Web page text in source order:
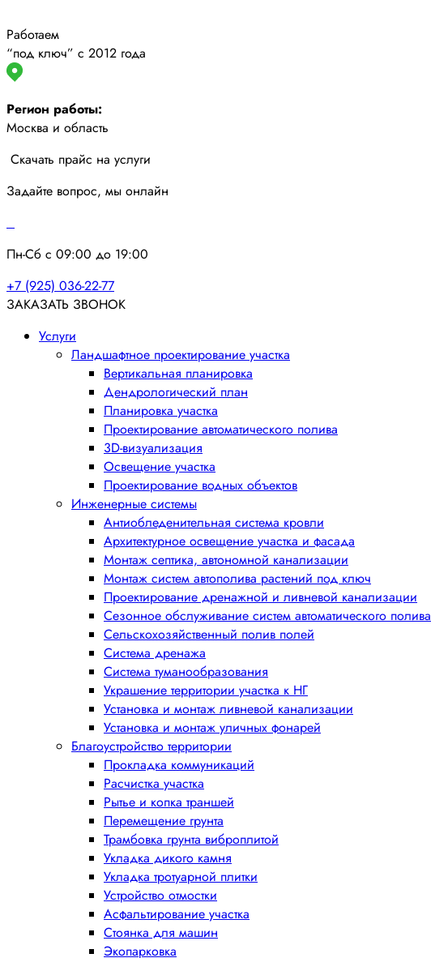
Работаем
“под ключ” с 2012 года
Регион работы:
Москва и область
Скачать прайс на услуги
Задайте вопрос, мы онлайн
Пн-Сб с 09:00 до 19:00
+7 (925) 036-22-77
ЗАКАЗАТЬ ЗВОНОК
Услуги
Ландшафтное проектирование участка
Вертикальная планировка
Дендрологический план
Планировка участка
Проектирование автоматического полива
3D-визуализация
Освещение участка
Проектирование водных объектов
Инженерные системы
Антиобледенительная система кровли
Архитектурное освещение участка и фасада
Монтаж септика, автономной канализации
Монтаж систем автополива растений под ключ
Проектирование дренажной и ливневой канализации
Сезонное обслуживание систем автоматического полива
Сельскохозяйственный полив полей
Система дренажа
Система туманообразования
Украшение территории участка к НГ
Установка и монтаж ливневой канализации
Установка и монтаж уличных фонарей
Благоустройство территории
Прокладка коммуникаций
Расчистка участка
Рытье и копка траншей
Перемещение грунта
Трамбовка грунта виброплитой
Укладка дикого камня
Укладка тротуарной плитки
Устройство отмостки
Асфальтирование участка
Стоянка для машин
Экопарковка